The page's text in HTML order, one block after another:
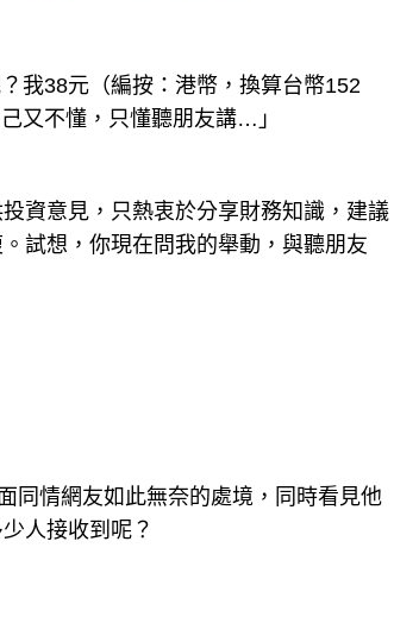
我38元（編按：港幣，換算台幣152
又不懂，只懂聽朋友講…」
資意見，只熱衷於分享財務知識，建議
試想，你現在問我的舉動，與聽朋友
同情網友如此無奈的處境，同時看見他
人接收到呢？